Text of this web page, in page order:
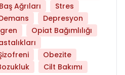
Baş Ağrıları
Stres
Depresyon
Opiat Bağımlılığı
Obezite
Cilt Bakımı